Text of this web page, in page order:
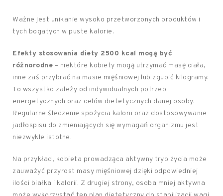
Ważne jest unikanie wysoko przetworzonych produktów i
tych bogatych w puste kalorie.
Efekty stosowania diety 2500 kcal mogą być
różnorodne – niektóre kobiety mogą utrzymać masę ciała,
inne zaś przybrać na masie mięśniowej lub zgubić kilogramy.
To wszystko zależy od indywidualnych potrzeb
energetycznych oraz celów dietetycznych danej osoby.
Regularne śledzenie spożycia kalorii oraz dostosowywanie
jadłospisu do zmieniających się wymagań organizmu jest
niezwykle istotne.
Na przykład, kobieta prowadząca aktywny tryb życia może
zauważyć przyrost masy mięśniowej dzięki odpowiedniej
ilości białka i kalorii. Z drugiej strony, osoba mniej aktywna